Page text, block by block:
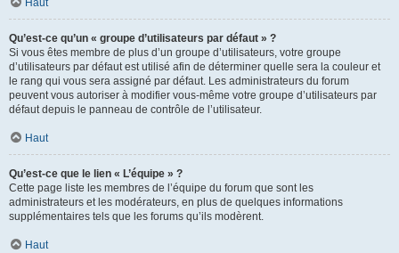
Haut
Qu’est-ce qu’un « groupe d’utilisateurs par défaut » ?
Si vous êtes membre de plus d’un groupe d’utilisateurs, votre groupe
d’utilisateurs par défaut est utilisé afin de déterminer quelle sera la couleur et
le rang qui vous sera assigné par défaut. Les administrateurs du forum
peuvent vous autoriser à modifier vous-même votre groupe d’utilisateurs par
défaut depuis le panneau de contrôle de l’utilisateur.
Haut
Qu’est-ce que le lien « L’équipe » ?
Cette page liste les membres de l’équipe du forum que sont les
administrateurs et les modérateurs, en plus de quelques informations
supplémentaires tels que les forums qu’ils modèrent.
Haut